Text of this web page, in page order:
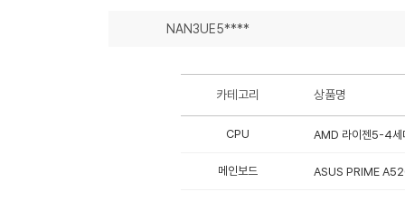
NAN3UE5****
카테고리 상품명
CPU AMD 라이젠5-4세
메인보드 ASUS PRIME